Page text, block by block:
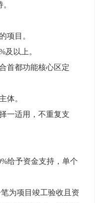
的项目。
及以上 。
首都功能核心区定
体。
一适用，不重复支
给予资金支持， 单个
笔为项目竣工验收且资